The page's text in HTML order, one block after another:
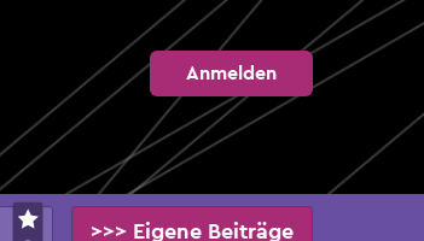
Anmelden
>>> Eigene Beiträge